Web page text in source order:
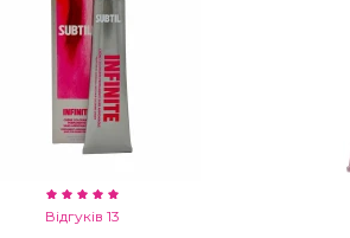
Відгуків 13